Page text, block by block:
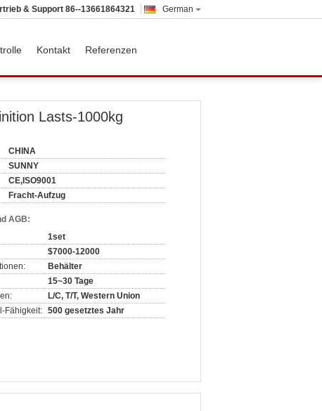
German
& Support 86--13661864321
Kontakt Referenzen
Lasts-1000kg
CHINA
SUNNY
CE,ISO9001
Fracht-Aufzug
AGB:
1set
$7000-12000
Behälter
15~30 Tage
L/C, T/T, Western Union
Fähigkeit: 500 gesetztes Jahr